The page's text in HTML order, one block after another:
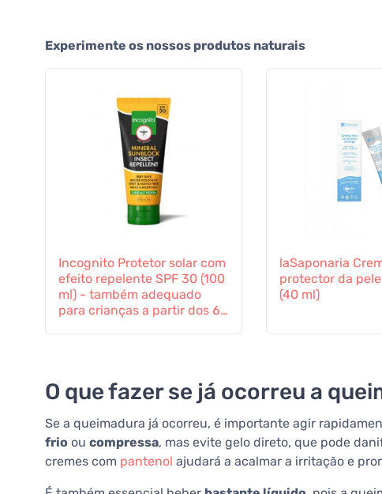
Experimente os nossos produtos naturais
Incognito Protetor solar com
efeito repelente SPF 30 (100
ml) - também adequado
para crianças a partir dos 6
laSaponaria
protector da pele
(40 ml)
O que fazer se já ocorreu a
Se a queimadura já ocorreu, é importante agir
frio ou compressa, mas evite gelo direto, que pode
cremes com pantenol ajudará a acalmar a irritação e